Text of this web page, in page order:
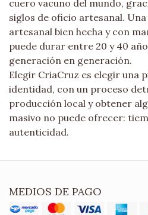
cuero vacuno del mundo,
siglos de oficio artesanal.
artesanal bien hecha y con
puede durar entre 20 y 40
generación en generación.
Elegir CriaCruz es elegir una
identidad, con un proceso
producción local y obtener
masivo no puede ofrecer:
autenticidad.
MEDIOS DE PAGO